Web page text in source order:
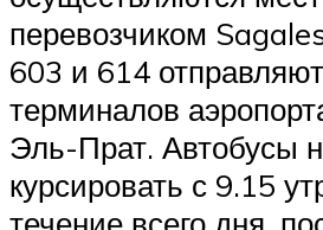
перевозчиком
603 и 614
терминалов
Эль-Прат. Автобусы
курсировать с 9.15